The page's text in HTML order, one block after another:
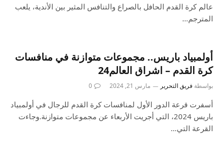
عالم كرة القدم الحافل بالصراع والتنافس المثير بين الأندية، يلعب
المترجم…
أولمبياد باريس.. مجموعات متوازنة في منافسات
كرة القدم – اشراق العالم24
بواسطة فريق التحرير مارس 21, 2024 0
أسفرت قرعة الدور الأول لمنافسات كرة القدم للرجال في أولمبياد
باريس 2024، التي أجريت الأربعاء عن مجموعات متوازنة.وجاءت
القرعة التي…